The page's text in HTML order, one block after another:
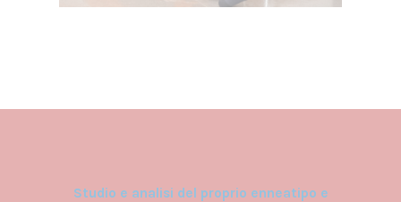
Studio e analisi del proprio enneatipo e